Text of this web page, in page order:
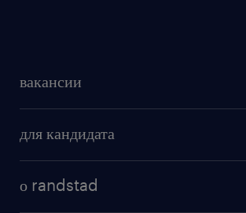
вакансии
бонусы для работников
для кандидата
о randstad